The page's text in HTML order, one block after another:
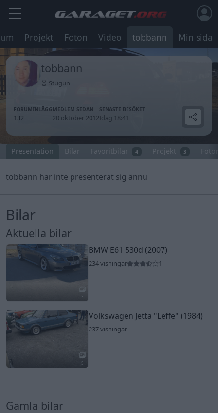
Projekt Foton Video tobbann Min sida
tobbann
Stugun
FORUMINLÄGG
132
MEDLEM SEDAN
20 oktober 2012
SENASTE BESÖKET
Idag 18:41
Presentation Bilar Favoritbilar 4 Projekt 3
tobbann har inte presenterat sig ännu
Bilar
Aktuella bilar
3
BMW E61 530d (2007)
234 visningar 1
5
Volkswagen Jetta "Leffe" (1984)
237 visningar
Gamla bilar